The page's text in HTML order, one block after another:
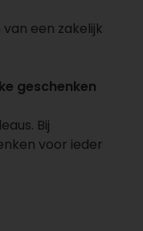
een zakelijk
geschenken
Bij
voor ieder